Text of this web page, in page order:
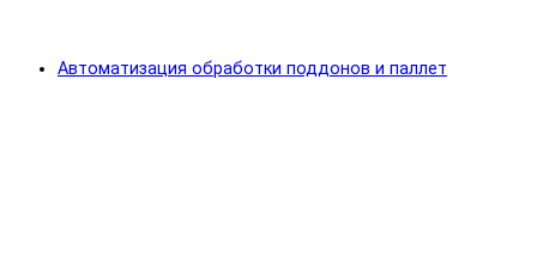
Автоматизация обработки поддонов и паллет